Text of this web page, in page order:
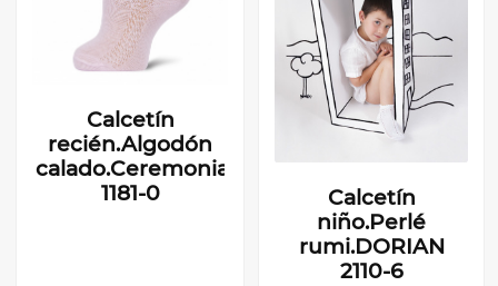
Calcetín
recién.Algodón
calado.Ceremonia.DORIAN
1181-0
Calcetín
niño.Perlé
rumi.DORIAN
2110-6